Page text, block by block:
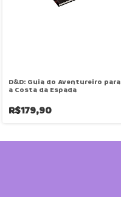
D&D: Guia do Aventureiro para
a Costa da Espada
R$179,90